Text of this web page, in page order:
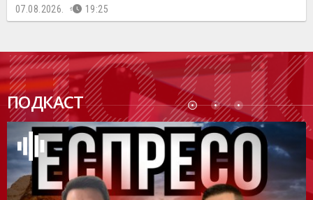
07.08.2026. 19:25
ПОДКАСТ
ПОДК